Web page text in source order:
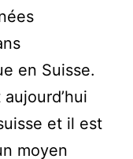
en Suisse.
et il est
moyen